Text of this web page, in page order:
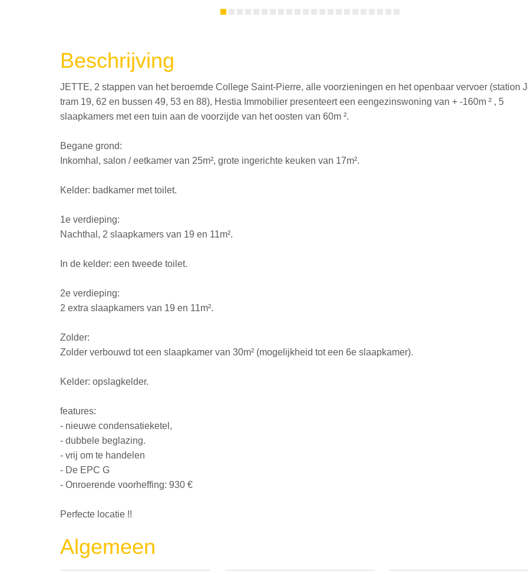
Beschrijving
JETTE, 2 stappen van het beroemde College Saint-Pierre, alle voorzieningen en het openbaar vervoer (station
tram 19, 62 en bussen 49, 53 en 88), Hestia Immobilier presenteert een eengezinswoning van + -160m ² , 5
slaapkamers met een tuin aan de voorzijde van het oosten van 60m ².
Begane grond:
Inkomhal, salon / eetkamer van 25m², grote ingerichte keuken van 17m².
Kelder: badkamer met toilet.
1e verdieping:
Nachthal, 2 slaapkamers van 19 en 11m².
In de kelder: een tweede toilet.
2e verdieping:
2 extra slaapkamers van 19 en 11m².
Zolder:
Zolder verbouwd tot een slaapkamer van 30m² (mogelijkheid tot een 6e slaapkamer).
Kelder: opslagkelder.
features:
- nieuwe condensatieketel,
- dubbele beglazing.
- vrij om te handelen
- De EPC G
- Onroerende voorheffing: 930 €
Perfecte locatie !!
Algemeen